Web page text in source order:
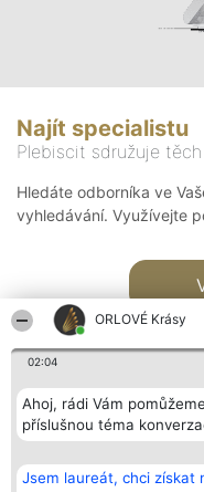
ORLOVÉ Krásy
02:04
Ahoj, rádi Vám
příslušnou téma
Jsem laureát, chci získat
Najít specialistu
Plebiscit sdružuje
Hledáte odborníka ve
vyhledávání. Využívejte
Bright Side Solutions sp. z o.
o. sp. k.